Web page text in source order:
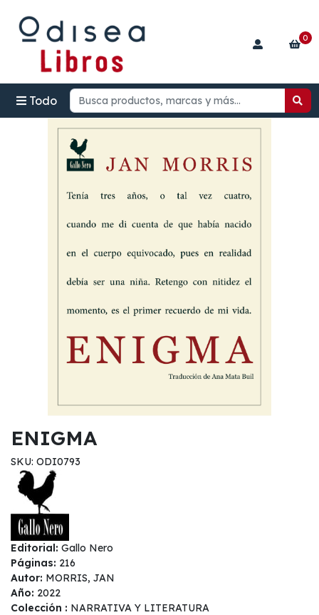
Todo
0
ENIGMA
SKU: ODI0793
Editorial: Gallo Nero
Páginas: 216
Autor: MORRIS, JAN
Año: 2022
Colección : NARRATIVA Y LITERATURA